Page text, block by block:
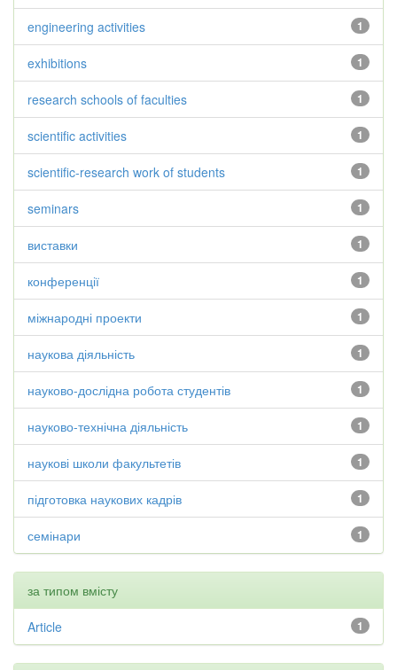
1
engineering activities
1
exhibitions
1
research schools of faculties
1
scientific activities
1
scientific-research work of students
1
seminars
1
виставки
1
конференції
1
міжнародні проекти
1
наукова діяльність
1
науково-дослідна робота студентів
1
науково-технічна діяльність
1
наукові школи факультетів
1
підготовка наукових кадрів
1
семінари
за типом вмісту
1
Article